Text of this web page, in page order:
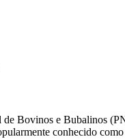
Bovinos e Bubalinos
conhecido